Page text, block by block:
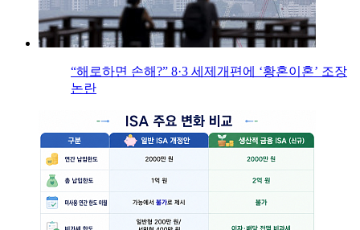
“해로하면 손해?” 8·3 세제개편에 ‘황혼이혼’ 조장
논란